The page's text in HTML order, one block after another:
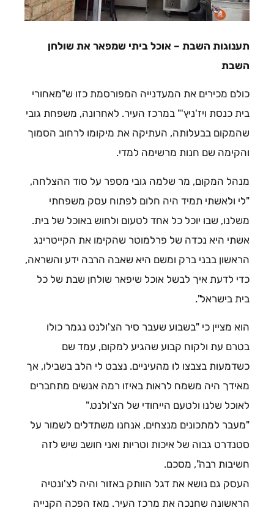
תענוגות השבת – אוכל ביתי שמפאר את שולחן
השבת
כולם מכירים את המעדנייה המפורסמת כזו ש"מאחורי
בית כנסת ויז'ניץ'" במרכז העיר. לאחרונה, משפחת גובי
שהמקום בבעלותה, העתיקה את מיקומו לרחוב הסמוך
והקימה שם חנות מרשימה למדי.
מנהל המקום, מר שלמה גובי מספר על סוד ההצלחה,
"לי ולאשתי תמיד היה חלום לפתוח עסק משפחתי
משלנו, שבו יוכל כל אחד לטעום ולחוש באוכל של בית.
אשתי היא נכדה של פרלמוטר שהקימו את הקייטרינג
הראשון בבני ברק ומשם היא שאבה הרבה ידע והשראה,
כדי לדעת איך לבשל אוכל שיפאר שולחן שבת של כל
בית בישראל".
הוא מציין כי "בשבוע שעבר סיר הצ'ולנט נגמר כולו
בטרם עת ולקוח קבוע שהגיע למקום, עמד שם
כשדמעות בצבצו לו מהעיניים. נצבט לי הלב בשבילו, אך
מאידך היה משמח לראות באיזו רמה אנשים מתחברים
לאוכל שלנו ולטעם הייחודי של הצ'ולנט."
"מעבר למתכונים מנצחים, אנחנו משתדלים לשמור על
סטנדרט גבוה של איכות וטריות ואני חושב שיש לזה
חשיבות רבה", מסכם.
העסק גם נושא את דגל הוותק באזור והיה לצ'ונטיה
הראשונה שחנכה את מרכז העיר. מאז הפכה הקנייה